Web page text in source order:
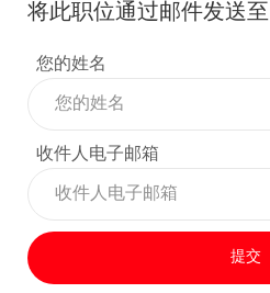
将此职位通过邮件发送至
您的姓名
收件人电子邮箱
提交